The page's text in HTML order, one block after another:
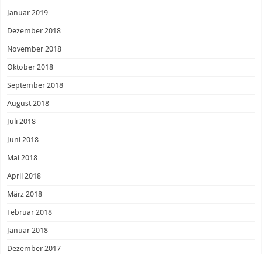
Januar 2019
Dezember 2018
November 2018
Oktober 2018
September 2018
August 2018
Juli 2018
Juni 2018
Mai 2018
April 2018
März 2018
Februar 2018
Januar 2018
Dezember 2017